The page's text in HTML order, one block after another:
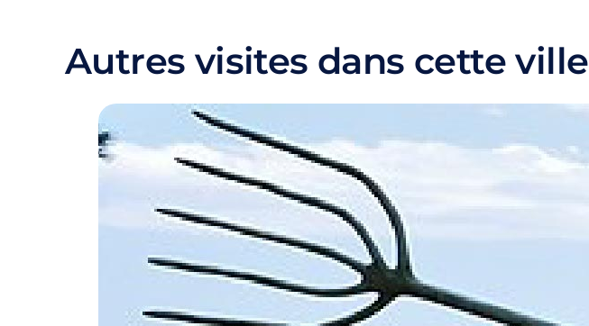
Autres visites dans cette ville